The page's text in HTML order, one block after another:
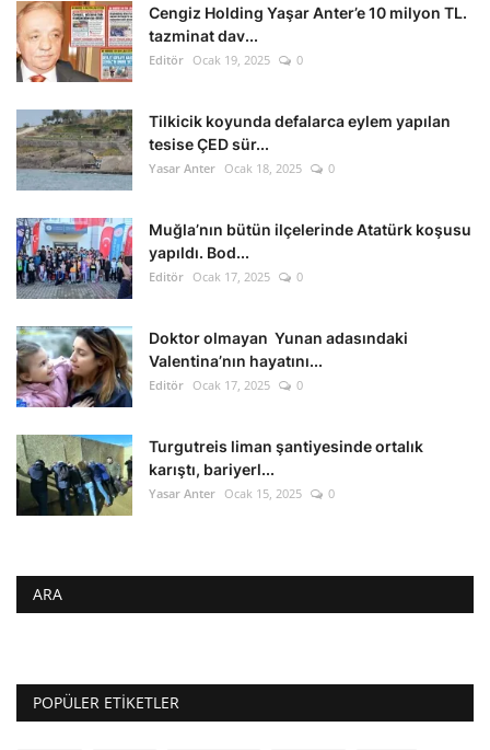
Cengiz Holding Yaşar Anter’e 10 milyon TL.
tazminat dav...
Editör Ocak 19, 2025 0
Tilkicik koyunda defalarca eylem yapılan
tesise ÇED sür...
Yasar Anter Ocak 18, 2025 0
Muğla’nın bütün ilçelerinde Atatürk koşusu
yapıldı. Bod...
Editör Ocak 17, 2025 0
Doktor olmayan Yunan adasındaki
Valentina’nın hayatını...
Editör Ocak 17, 2025 0
Turgutreis liman şantiyesinde ortalık
karıştı, bariyerl...
Yasar Anter Ocak 15, 2025 0
ARA
POPÜLER ETIKETLER